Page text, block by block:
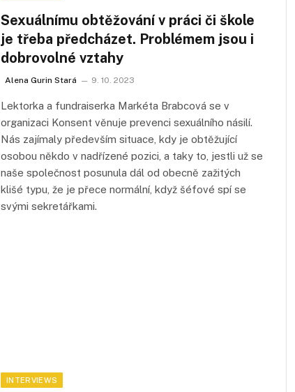
Sexuálnímu obtěžování v práci či škole
je třeba předcházet. Problémem jsou i
dobrovolné vztahy
Alena Gurin Stará 9. 10. 2023
Lektorka a fundraiserka Markéta Brabcová se v
organizaci Konsent věnuje prevenci sexuálního násilí.
Nás zajímaly především situace, kdy je obtěžující
osobou někdo v nadřízené pozici, a taky to, jestli už se
naše společnost posunula dál od obecně zažitých
klišé typu, že je přece normální, když šéfové spí se
svými sekretářkami.
INTERVIEWS